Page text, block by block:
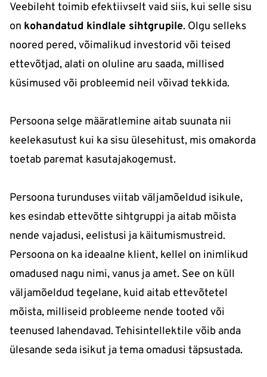
Veebileht toimib efektiivselt vaid siis, kui selle sisu
on kohandatud kindlale sihtgrupile. Olgu selleks
noored pered, võimalikud investorid või teised
ettevõtjad, alati on oluline aru saada, millised
küsimused või probleemid neil võivad tekkida.
Persoona selge määratlemine aitab suunata nii
keelekasutust kui ka sisu ülesehitust, mis omakorda
toetab paremat kasutajakogemust.
Persoona turunduses viitab väljamõeldud isikule,
kes esindab ettevõtte sihtgruppi ja aitab mõista
nende vajadusi, eelistusi ja käitumismustreid.
Persoona on ka ideaalne klient, kellel on inimlikud
omadused nagu nimi, vanus ja amet. See on küll
väljamõeldud tegelane, kuid aitab ettevõtetel
mõista, milliseid probleeme nende tooted või
teenused lahendavad. Tehisintellektile võib anda
ülesande seda isikut ja tema omadusi täpsustada.